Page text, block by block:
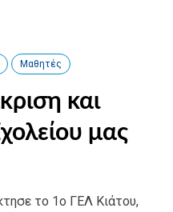
Μαθητές
και
μας
το 1ο ΓΕΛ Κιάτου,